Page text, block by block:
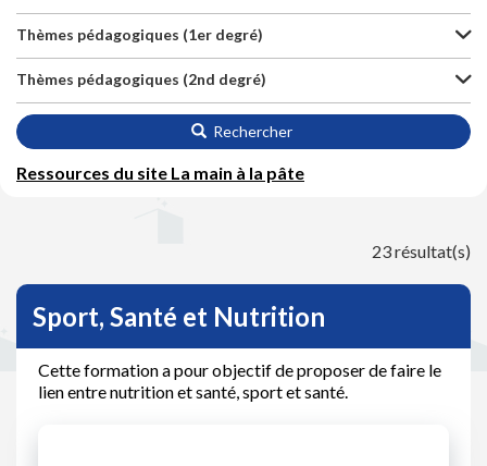
Thèmes pédagogiques (1er degré)
Thèmes pédagogiques (2nd degré)
Rechercher
Ressources du site La main à la pâte
23 résultat(s)
Sport, Santé et Nutrition
Cette formation a pour objectif de proposer de faire le
lien entre nutrition et santé, sport et santé.